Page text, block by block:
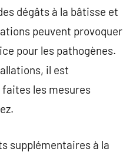
dégâts à la bâtisse et
peuvent provoquer
pour les pathogènes.
il est
les mesures
supplémentaires à la